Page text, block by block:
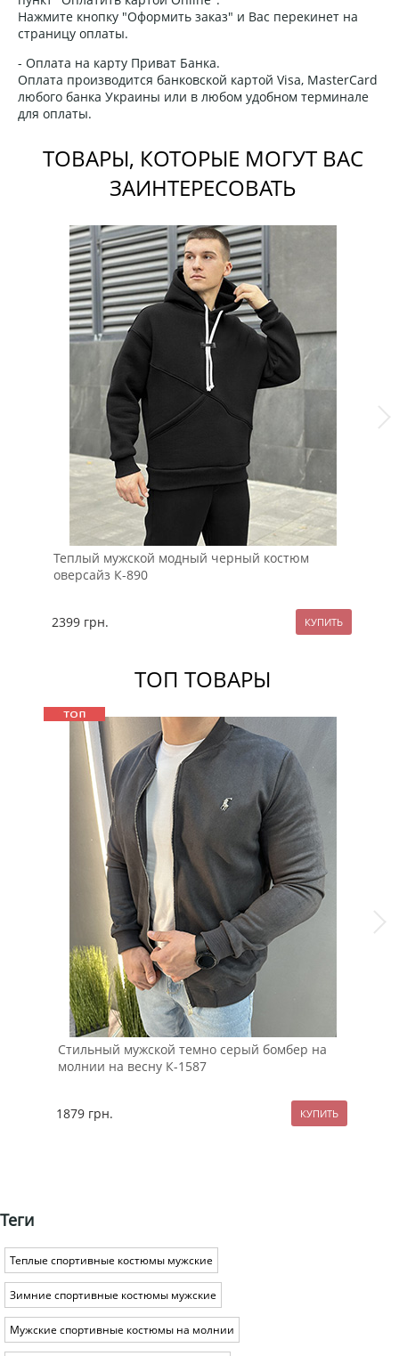
Нажмите кнопку "Оформить заказ" и Вас перекинет на
страницу оплаты.
- Оплата на карту Приват Банка.
Оплата производится банковской картой Visa, MasterCard
любого банка Украины или в любом удобном терминале
для оплаты.
ТОВАРЫ, КОТОРЫЕ МОГУТ ВАС
ЗАИНТЕРЕСОВАТЬ
Теплый мужской модный черный костюм
оверсайз К-890
2399 грн.
ТОП ТОВАРЫ
Стильный мужской темно серый бомбер на
молнии на весну К-1587
1879 грн.
Теги
Теплые спортивные костюмы мужские
Зимние спортивные костюмы мужские
Мужские спортивные костюмы на молнии